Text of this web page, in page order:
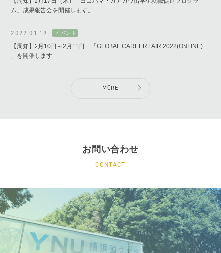
ム」成果報告会を開催します。
2022.01.19
【周知】2月10日～2月11日 「GLOBAL CAREER FAIR 2022(ONLINE)
」を開催します
MORE
お問い合わせ
CONTACT